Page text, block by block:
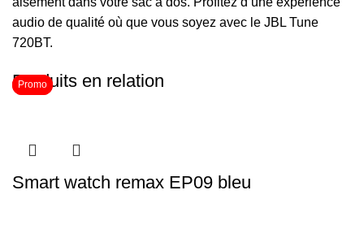
audio de qualité où que vous soyez avec le JBL Tune
720BT.
Produits en relation
Smart watch remax EP09 bleu
Promo
Promo